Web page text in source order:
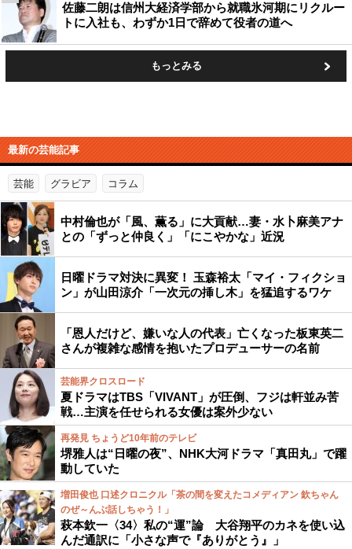
佐藤二朗は信州大経済学部から就職氷河期にリクルー
トに入社も、わずか1日で辞めて役者の道へ
もっとみる
最新の芸能記事
芸能 グラビア コラム
中村倫也が「風、薫る」に大貢献…妻・水卜麻美アナ
との「ずっと仲良く」「にこやかな」近況
日曜ドラマ対決に異変！ 玉森裕太「マイ・フィクショ
ン」が山田涼介「一次元の挿し木」を猛追するワケ
「恩人だけど、嫌いな人の代表」亡くなった板東英二
さんが複雑な感情を抱いたプロデューサーの名前
芸能界クロスロード
夏ドラマはTBS「VIVANT」が圧倒、フジは軒並み苦
戦…主演を任せられる女優は案外少ない
再発見 ちょうど10年前のテレビ
堺雅人は“日曜の夜”、NHK大河ドラマ「真田丸」で躍
動していた
増田俊也 口述クロニクル「茶の間を変えたコメディアン 欽ちゃん
のぜ～んぶ話しちゃう！」
萩本欽一〈34〉私の“運”論 大谷翔平のカネを使い込
んだ通訳に「小さな声で『ありがとう』」